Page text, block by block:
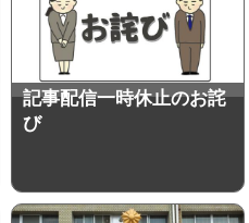
記事配信一時休止のお詫
び